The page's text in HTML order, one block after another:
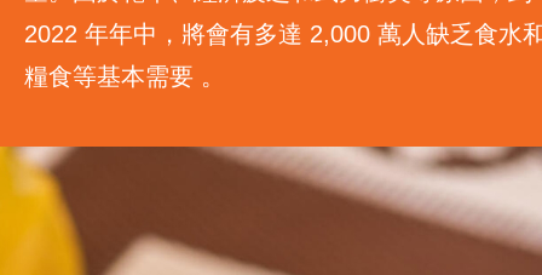
本地教育及青年項目
工作成果
關於我們
2022 年年中，將會有多達 2,000 萬人缺乏食水
糧食等基本需要 。